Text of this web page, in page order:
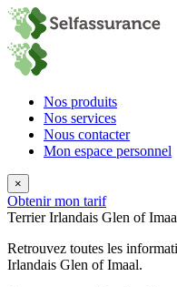
Nos produits
Nos services
Nous contacter
Mon espace personnel
×
Obtenir mon tarif
Terrier Irlandais Glen of
Retrouvez toutes les
Irlandais Glen of Imaal.